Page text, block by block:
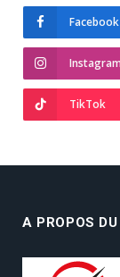
Facebook
Instagram
TikTok
A PROPOS